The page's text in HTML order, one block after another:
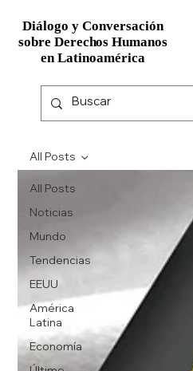
Diálogo y Conversación
sobre Derechos Humanos
en Latinoamérica
Diálogo y Conversación
sobre Derechos Humanos
en Latinoamérica
All Posts
Noticias
Mundo
Tendencias
EEUU
América
Latina
Economía
All Posts